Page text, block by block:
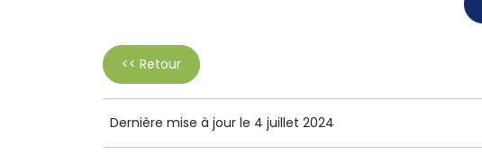
<< Retour
Dernière mise à jour le 4 juillet 2024